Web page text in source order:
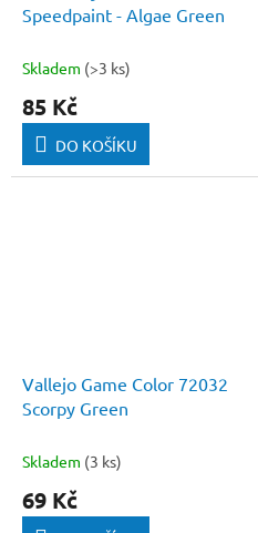
Speedpaint - Algae Green
Skladem (>3 ks)
85 Kč
DO KOŠÍKU
Vallejo Game Color 72032
Scorpy Green
Skladem (3 ks)
69 Kč